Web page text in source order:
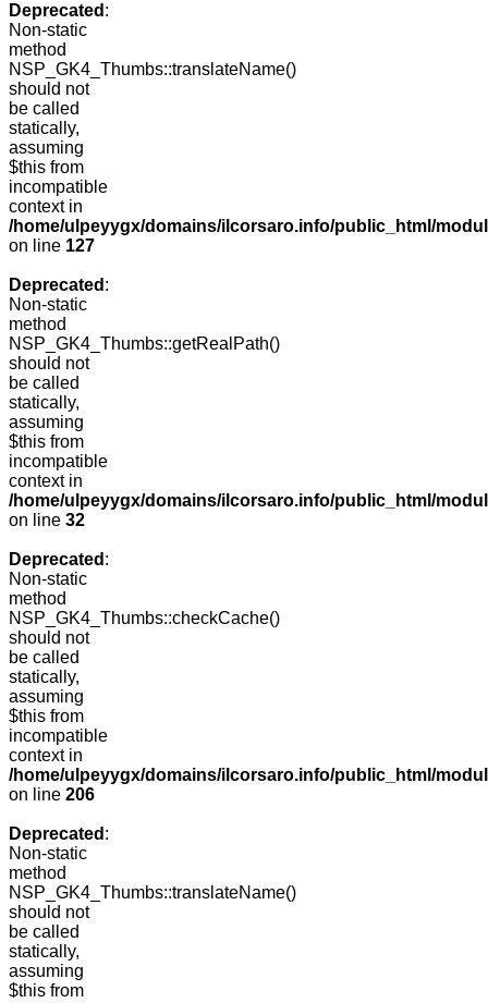
Deprecated :
Non-static
method
NSP_GK4_Thumbs::translateName()
should not
be called
statically,
assuming
$this from
incompatible
context in
/home/ulpeyygx/domains/ilcorsaro.info/public_html/
on line 127
Deprecated :
Non-static
method
NSP_GK4_Thumbs::getRealPath()
should not
be called
statically,
assuming
$this from
incompatible
context in
/home/ulpeyygx/domains/ilcorsaro.info/public_html/
on line 32
Deprecated :
Non-static
method
NSP_GK4_Thumbs::checkCache()
should not
be called
statically,
assuming
$this from
incompatible
context in
/home/ulpeyygx/domains/ilcorsaro.info/public_html/
on line 206
Deprecated :
Non-static
method
NSP_GK4_Thumbs::translateName()
should not
be called
statically,
assuming
$this from